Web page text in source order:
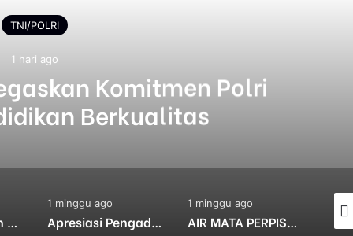
TNI/POLRI
1 hari ago
Komitmen Polri
Berkualitas
Polres Pasuruan Nonjobkan Anggota Reskrim Polsek Beji, Wujud Komitmen Transparansi Penanganan Dugaan Penganiayaan
1 minggu ago
Apresiasi Pengadilan Tinggi Surabaya: Respons Cepat Gugatan Banding Perdata Sumenep, Harapan Pencari Keadilan
1 minggu ago
AIR MATA PERPISAHAN: KOMBES KETUT AGUS TINGGALKAN BALI, RESMI JADI PEMERIKSA PROPAM MADYA TK.III DIV PROPAM MABES POLRI
2